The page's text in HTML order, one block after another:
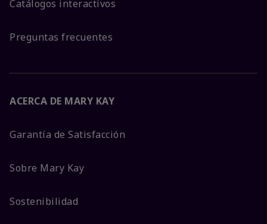
Catálogos interactivos
Preguntas frecuentes
ACERCA DE MARY KAY
Garantía de Satisfacción
Sobre Mary Kay
Sostenibilidad